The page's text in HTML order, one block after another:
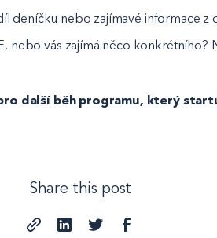
deníčku nebo zajímavé informace z
nebo vás zajímá něco konkrétního?
další běh programu, který
Share this post